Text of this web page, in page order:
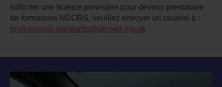
solliciter une licence provisoire pour devenir prestataire
de formations NDORS, veuillez envoyer un courriel à :
professional.standards@ukroed.org.uk